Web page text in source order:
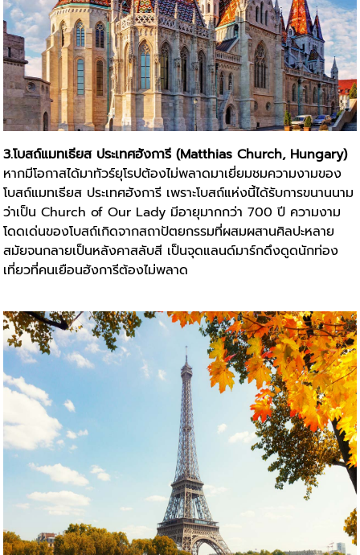
3.โบสถ์แมทเธียส ประเทศฮังการี (Matthias Church, Hungary)
หากมีโอกาสได้มาทัวร์ยุโรปต้องไม่พลาดมาเยี่ยมชมความงามของ
โบสถ์แมทเธียส ประเทศฮังการี เพราะโบสถ์แห่งนี้ได้รับการขนานนาม
ว่าเป็น Church of Our Lady มีอายุมากกว่า 700 ปี ความงาม
โดดเด่นของโบสถ์เกิดจากสถาปัตยกรรมที่ผสมผสานศิลปะหลาย
สมัยจนกลายเป็นหลังคาสลับสี เป็นจุดแลนด์มาร์กดึงดูดนักท่อง
เที่ยวที่คนเยือนฮังการีต้องไม่พลาด